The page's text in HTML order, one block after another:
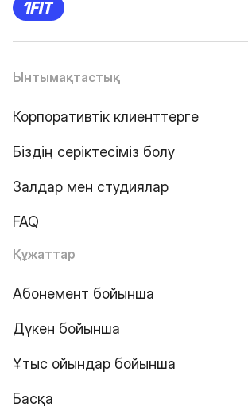
Ынтымақтастық
Корпоративтік клиенттерге
Біздің серіктесіміз болу
Залдар мен студиялар
FAQ
Құжаттар
Абонемент бойынша
Дүкен бойынша
Ұтыс ойындар бойынша
Басқа